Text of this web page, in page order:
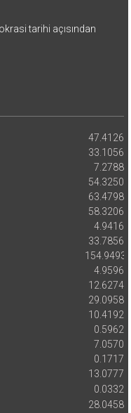
tarihi açısından
47.4126
33.1056
7.2788
54.3250
63.4798
58.3206
4.9416
33.7856
154.9493
4.9596
12.6274
29.0958
10.4192
0.5962
7.0570
0.1717
13.0777
0.0332
28.0458